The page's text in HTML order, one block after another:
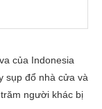
của Indonesia
sụp đổ nhà cửa và
người khác bị